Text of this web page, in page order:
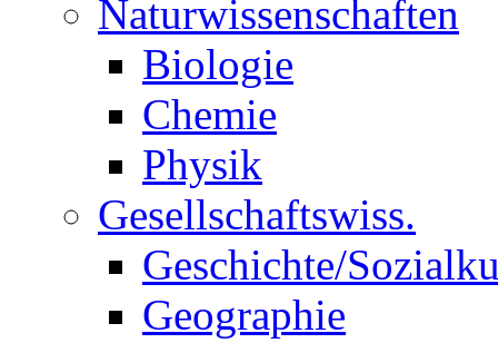
Naturwissenschaften
Biologie
Chemie
Physik
Gesellschaftswiss.
Geschichte/
Geographie